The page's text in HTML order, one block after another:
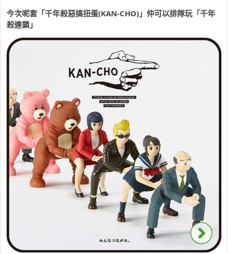
今次呢套「千年殺惡搞扭蛋(KAN-CHO)」仲可以排隊玩「千年
殺連鎖」